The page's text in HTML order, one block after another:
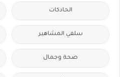
الحادكات
سلفي المشاهير
صحة وجمال